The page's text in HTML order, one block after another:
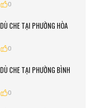
0
CHE TẠI PHƯỜNG HÒA
0
CHE TẠI PHƯỜNG BÌNH
0